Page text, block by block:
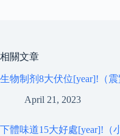
相關文章
生物制剂8大伏位[year]!（震
April 21, 2023
下體味道15大好處[year]!（